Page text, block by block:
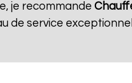
je recommande
de service